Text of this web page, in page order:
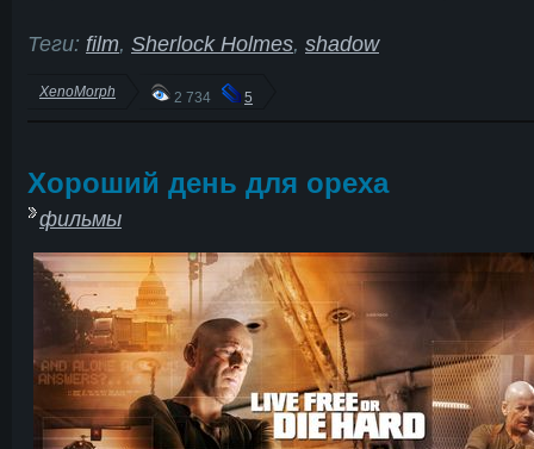
Теги: film, Sherlock Holmes, shadow
XenoMorph 2 734 5
Хороший день для ореха
фильмы